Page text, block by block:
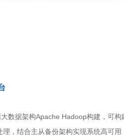
数据架构Apache Hadoop构建，可
，结合主从备份架构实现系统高可